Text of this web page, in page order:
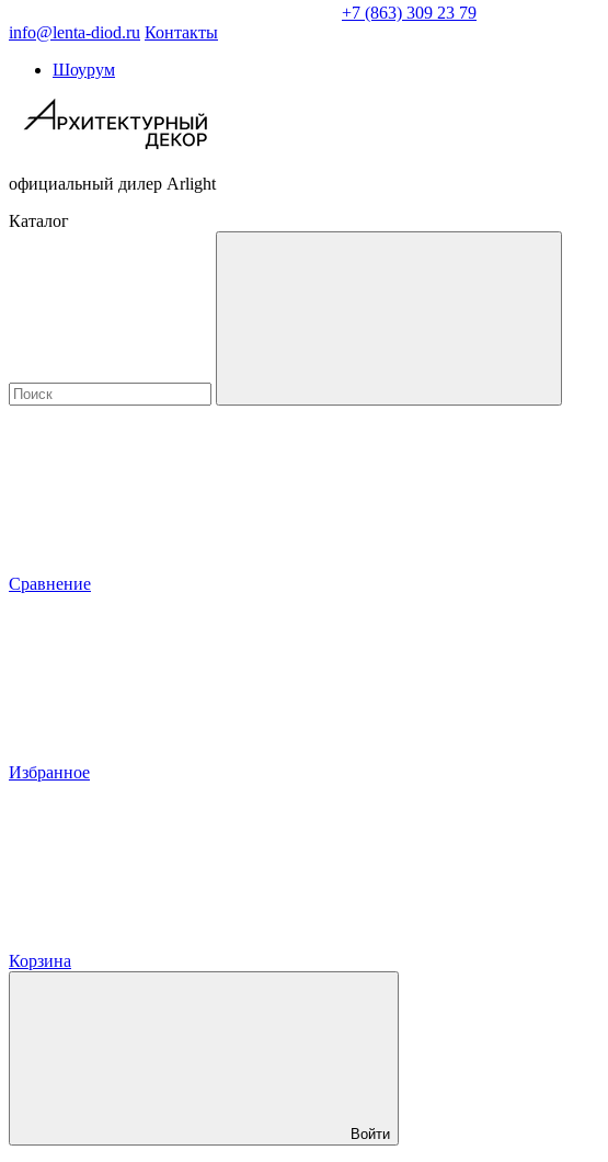
+7 (863) 309 23 79
info@lenta-diod.ru Контакты
Шоурум
официальный дилер Arlight
Каталог
Сравнение
Избранное
Корзина
Войти